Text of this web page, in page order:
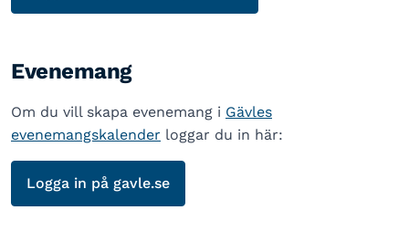
Evenemang
Om du vill skapa evenemang i Gävles
evenemangskalender loggar du in här:
Logga in på gavle.se